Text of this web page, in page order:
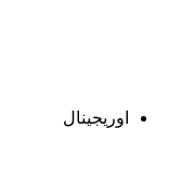
اوریجینال